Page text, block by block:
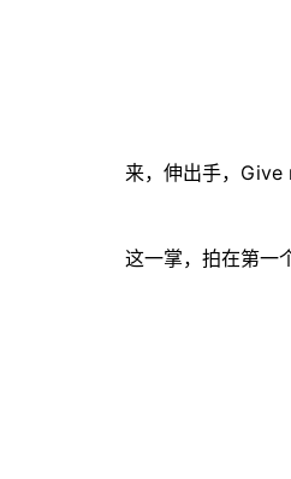
来，伸出手，Give
这一掌，拍在第一